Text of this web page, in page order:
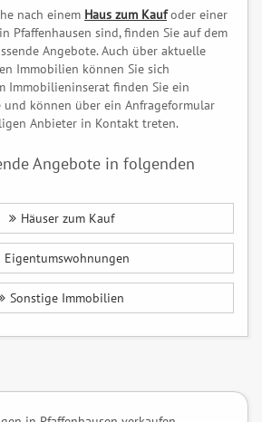
nach einem Haus zum Kaufoder einer
in Pfaffenhausen sind, finden Sie auf dem
Angebote. Auch über aktuelle
Immobilien können Sie sich
Immobilieninserat finden Sie ein
und können über ein Anfrageformular
Anbieter in Kontakt treten.
Angebote in folgenden
Häuser zum Kauf
Eigentumswohnungen
Sonstige Immobilien